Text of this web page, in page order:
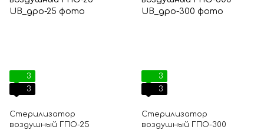
3
3
Стерилизатор
воздушный ГПО-25
3
3
Стерилизатор
воздушный ГПО-300